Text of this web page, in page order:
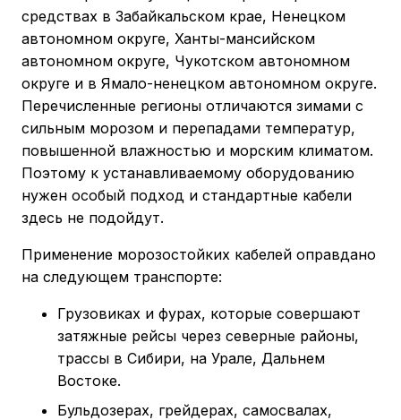
средствах в Забайкальском крае, Ненецком
автономном округе, Ханты-мансийском
автономном округе, Чукотском автономном
округе и в Ямало-ненецком автономном округе.
Перечисленные регионы отличаются зимами с
сильным морозом и перепадами температур,
повышенной влажностью и морским климатом.
Поэтому к устанавливаемому оборудованию
нужен особый подход и стандартные кабели
здесь не подойдут.
Применение морозостойких кабелей оправдано
на следующем транспорте:
Грузовиках и фурах, которые совершают
затяжные рейсы через северные районы,
трассы в Сибири, на Урале, Дальнем
Востоке.
Бульдозерах, грейдерах, самосвалах,